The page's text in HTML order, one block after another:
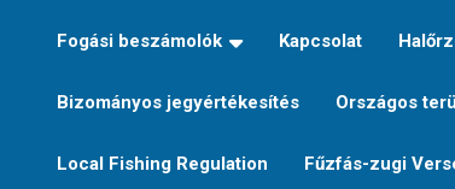
Fogási beszámolók Kapcsolat
Bizományos jegyértékesítés Országos
Local Fishing Regulation Fűzfás-zugi